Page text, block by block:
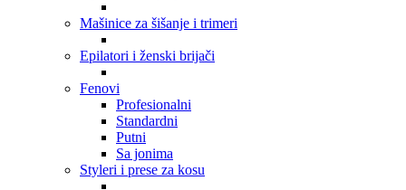
Mašinice za šišanje i trimeri
Epilatori i ženski brijači
Fenovi
Profesionalni
Standardni
Putni
Sa jonima
Styleri i prese za kosu